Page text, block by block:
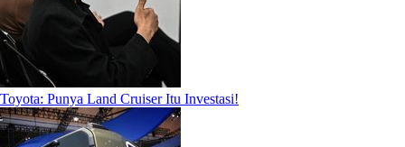
Toyota: Punya Land Cruiser Itu Investasi!